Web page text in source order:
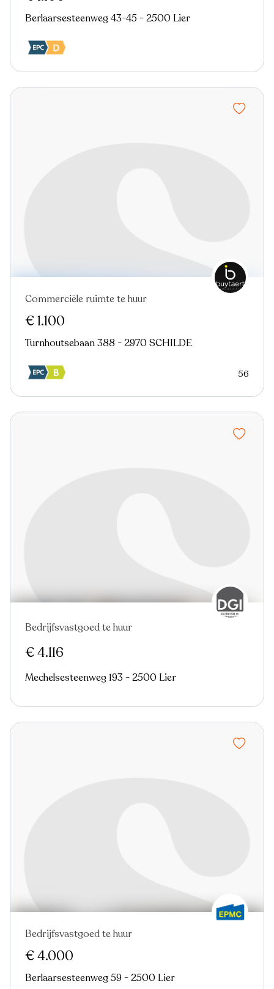
Berlaarsesteenweg 43-45 - 2500 Lier
Commerciële ruimte te huur
€ 1.100
Turnhoutsebaan 388 - 2970 SCHILDE
56
Bedrijfsvastgoed te huur
€ 4.116
Mechelsesteenweg 193 - 2500 Lier
Bedrijfsvastgoed te huur
€ 4.000
Berlaarsesteenweg 59 - 2500 Lier